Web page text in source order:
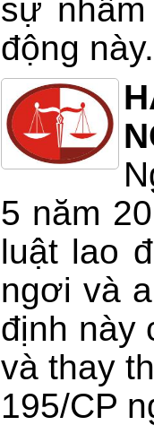
sự
động này.
5 năm
luật lao
ngơi và
định này
và thay
195/CP